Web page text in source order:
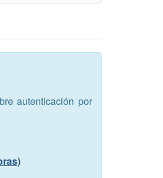
autenticación por